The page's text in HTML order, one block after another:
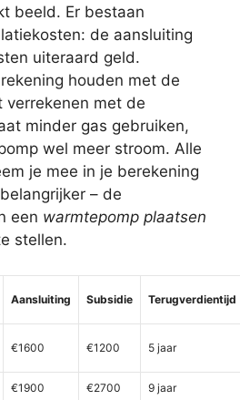
beeld. Er bestaan
de aansluiting
uiteraard geld.
houden met de
verrekenen met de
minder gas gebruiken,
wel meer stroom. Alle
je mee in je berekening
– de
een warmtepomp plaatsen
stellen.
Aansluiting Subsidie Terugverdientijd
€1600 €1200 5 jaar
€1900 €2700 9 jaar